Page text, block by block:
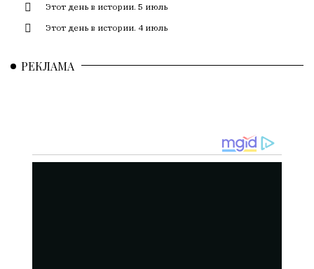
редакции
не
условием
публикуются,
Этот день в истории. 5 июль
Этот день в истории. 4 июль
РЕКЛАМА